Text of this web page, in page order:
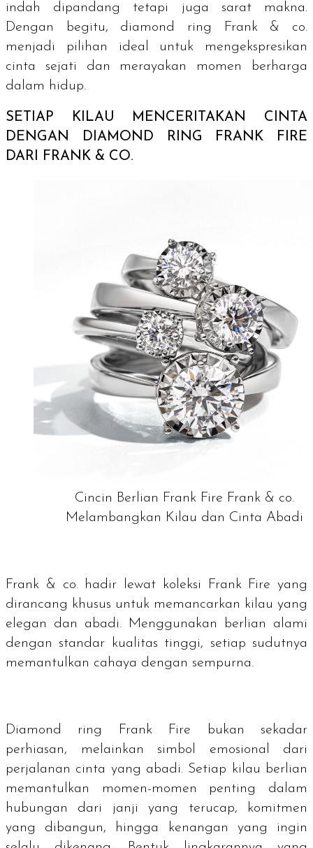
indah dipandang tetapi juga sarat makna.
Dengan begitu, diamond ring
Frank & co.
menjadi pilihan ideal untuk mengekspresikan
cinta sejati dan merayakan momen berharga
dalam hidup.
SETIAP KILAU MENCERITAKAN CINTA
DENGAN
DIAMOND RING FRANK FIRE
DARI FRANK & CO.
Cincin Berlian Frank Fire Frank & co.
Melambangkan Kilau dan Cinta Abadi
Frank & co. hadir lewat koleksi Frank Fire yang
dirancang khusus untuk memancarkan kilau yang
elegan dan abadi. Menggunakan berlian alami
dengan standar kualitas tinggi, setiap sudutnya
memantulkan cahaya dengan sempurna.
Diamond ring Frank Fire bukan sekadar
perhiasan, melainkan simbol emosional dari
perjalanan cinta yang abadi. Setiap kilau berlian
memantulkan momen-momen penting dalam
hubungan dari janji yang terucap, komitmen
yang dibangun, hingga kenangan yang ingin